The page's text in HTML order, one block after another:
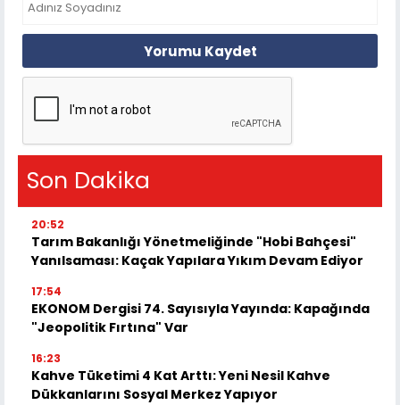
Yorumu Kaydet
Son Dakika
20:52
Tarım Bakanlığı Yönetmeliğinde "Hobi Bahçesi"
Yanılsaması: Kaçak Yapılara Yıkım Devam Ediyor
17:54
EKONOM Dergisi 74. Sayısıyla Yayında: Kapağında
"Jeopolitik Fırtına" Var
16:23
Kahve Tüketimi 4 Kat Arttı: Yeni Nesil Kahve
Dükkanlarını Sosyal Merkez Yapıyor